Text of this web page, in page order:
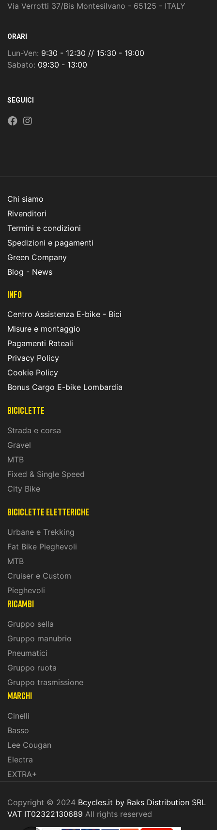
Via Verrotti 37/Bis Montesilvano - 65125 - ITALY
ORARI
Lun-Ven: 9:30 - 12:30 // 15:30 - 19:00
Sabato: 09:30 - 13:00
SEGUICI
Chi siamo
Rivenditori
Termini e condizioni
Spedizioni e pagamenti
Green Company
Blog - News
INFO
Centro Assistenza E-bike - Bici
Misure e montaggio
Pagamenti Rateali
Privacy Policy
Cookie Policy
Bonus Cargo E-bike Lombardia
Biciclette
Strada e corsa
Gravel
MTB
Fixed & Single Speed
City Bike
biciclette eletteriche
Urbane e Trekking
Fat Bike Pieghevoli
MTB
Cruiser e Custom
Pieghevoli
ricambi
Gruppo sella
Gruppo manubrio
Pneumatici
Gruppo ruota
Gruppo trasmissione
marchi
Cinelli
Basso
Lee Cougan
Electra
EXTRA+
Copyright © 2024 Bcycles.it by Raks Distribution SRL
VAT IT02322130689 All rights reserved